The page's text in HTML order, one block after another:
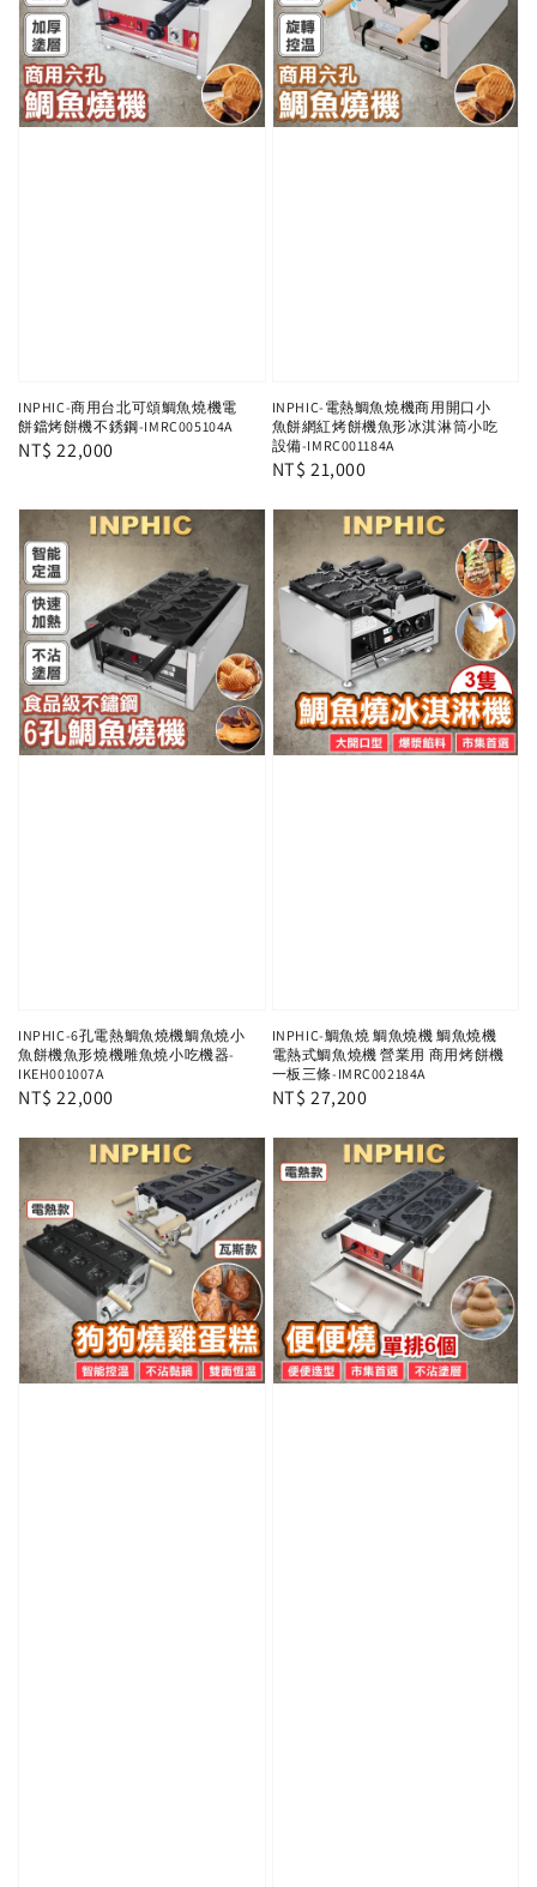
INPHIC-商用台北可頌鯛魚燒機電
餅鐺烤餅機不銹鋼-IMRC005104A
Regular
NT$ 22,000
INPHIC-電熱鯛魚燒機商用開口小
魚餅網紅烤餅機魚形冰淇淋筒小吃
設備-IMRC001184A
Regular
NT$ 21,000
INPHIC-6孔電熱鯛魚燒機鯛魚燒小
魚餅機魚形燒機雕魚燒小吃機器-
IKEH001007A
Regular
NT$ 22,000
INPHIC-鯛魚燒 鯛魚燒機 鯛魚燒機
電熱式鯛魚燒機 營業用 商用烤餅機
一板三條-IMRC002184A
Regular
NT$ 27,200